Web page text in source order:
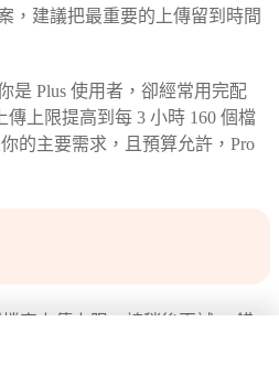
，建議把最重要的上傳留到時間
是 Plus 使用者，卻經常用完配
傳上限提高到每 3 小時 160 個檔
的主要需求，且預算允許，Pro
檔案上傳上限，請稍後再試」 錯
生在檔案上傳配額已用完時。